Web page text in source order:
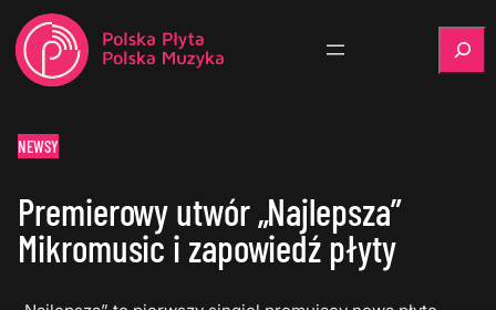
NEWSY
Premierowy utwór „Najlepsza”
Mikromusic i zapowiedź płyty